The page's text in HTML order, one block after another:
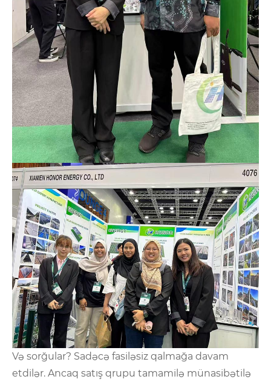
Və sorğular? Sadəcə fasiləsiz qalmağa davam
etdilər. Ancaq satış qrupu tamamilə münasibətilə